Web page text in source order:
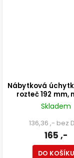
Nábytková
rozteč 192 mm,
černá
Skladem
136,36 ,- bez
165 ,-
DO KOŠÍKU